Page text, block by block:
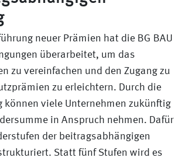
neuer Prämien hat die BG BAU
überarbeitet, um das
zu vereinfachen und den Zugang zu
zu erleichtern. Durch die
können viele Unternehmen zukünftig
in Anspruch nehmen. Dafür
der beitragsabhängigen
Statt fünf Stufen wird es